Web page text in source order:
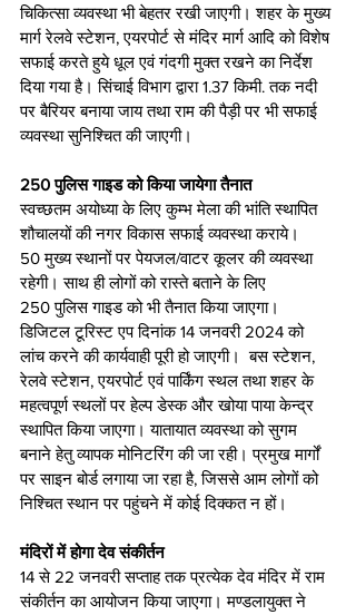
चिकित्सा व्यवस्था भी बेहतर रखी जाएगी। शहर के मुख्य
मार्ग रेलवे स्टेशन, एयरपोर्ट से मंदिर मार्ग आदि को विशेष
सफाई करते हुये धूल एवं गंदगी मुक्त रखने का निर्देश
दिया गया है। सिंचाई विभाग द्वारा 1.37 किमी. तक नदी
पर बैरियर बनाया जाय तथा राम की पैड़ी पर भी सफाई
व्यवस्था सुनिश्चित की जाएगी।
250 पुलिस गाइड को किया जायेगा तैनात
स्वच्छतम अयोध्या के लिए कुम्भ मेला की भांति स्थापित
शौचालयों की नगर विकास सफाई व्यवस्था कराये।
50 मुख्य स्थानों पर पेयजल/वाटर कूलर की व्यवस्था
रहेगी। साथ ही लोगों को रास्ते बताने के लिए
250 पुलिस गाइड को भी तैनात किया जाएगा।
डिजिटल टूरिस्ट एप दिनांक 14 जनवरी 2024 को
लांच करने की कार्यवाही पूरी हो जाएगी।  बस स्टेशन,
रेलवे स्टेशन, एयरपोर्ट एवं पार्किंग स्थल तथा शहर के
महत्वपूर्ण स्थलों पर हेल्प डेस्क और खोया पाया केन्द्र
स्थापित किया जाएगा। यातायात व्यवस्था को सुगम
बनाने हेतु व्यापक मोनिटरिंग की जा रही। प्रमुख मार्गों
पर साइन बोर्ड लगाया जा रहा है, जिससे आम लोगों को
निश्चित स्थान पर पहुंचने में कोई दिक्कत न हों।
मंदिरों में होगा देव संकीर्तन
14 से 22 जनवरी सप्ताह तक प्रत्येक देव मंदिर में राम
संकीर्तन का आयोजन किया जाएगा। मण्डलायुक्त ने